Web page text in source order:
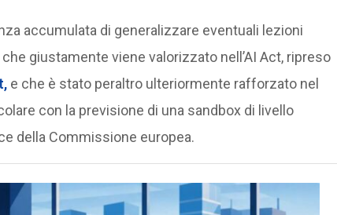
accumulata di generalizzare eventuali lezioni
giustamente viene valorizzato nell’AI Act, ripreso
e che è stato peraltro ulteriormente rafforzato nel
con la previsione di una sandbox di livello
della Commissione europea.